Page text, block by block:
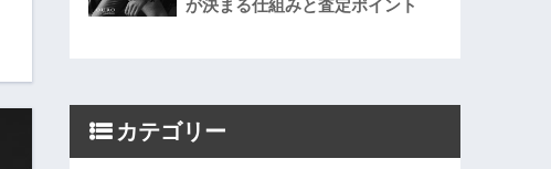
が決まる仕組みと査定ポイント
カテゴリー